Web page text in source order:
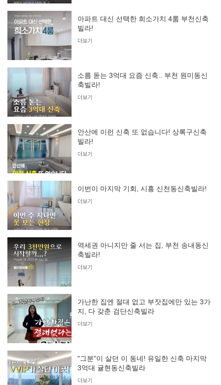
아파트 대신 선택한 희소가치 4룸 부천신축
빌라!
더보기
소름 돋는 3억대 요즘 신축.. 부천 원미동신
축빌라!
더보기
안산에 이런 신축 또 없습니다! 상록구신축
빌라!
더보기
이번이 마지막 기회, 시흥 신천동신축빌라!
더보기
역세권 아니지만 줄 서는 집, 부천 송내동신
축빌라!
더보기
가난한 집엔 절대 없고 부잣집에만 있는 3가
지, 다 갖춘 검단신축빌라
더보기
"그분"이 살던 이 동네! 유일한 신축 마지막
3억대 귤현동신축빌라
더보기